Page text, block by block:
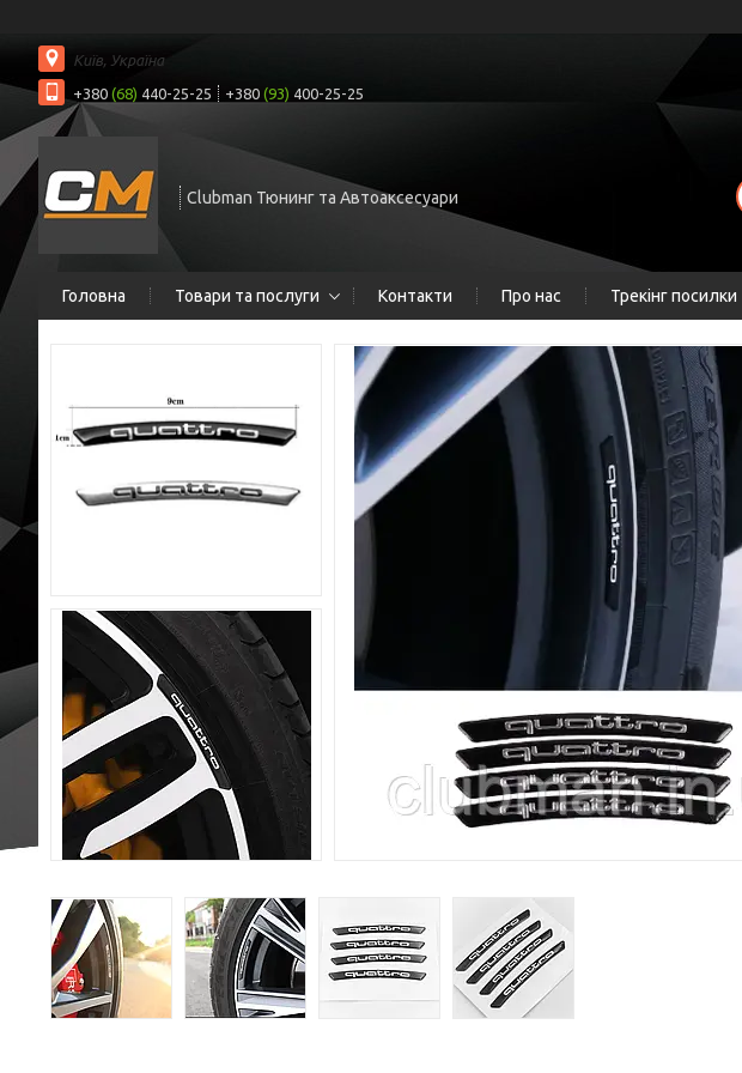
Київ, Україна
+380 (68) 440-25-25 +380 (93) 400-25-25
Clubman Тюнинг та Автоаксесуари
Головна Товари та послуги Контакти Про нас Трекінг посилки